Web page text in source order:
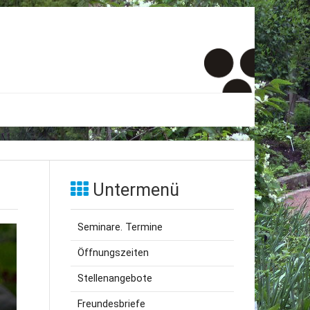
Menschen
Untermenü
Seminare. Termine
Öffnungszeiten
Stellenangebote
Freundesbriefe